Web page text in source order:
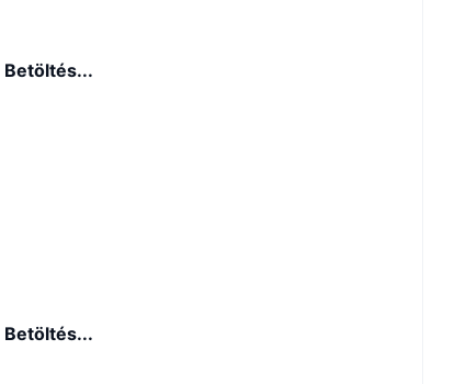
Betöltés...
Betöltés...